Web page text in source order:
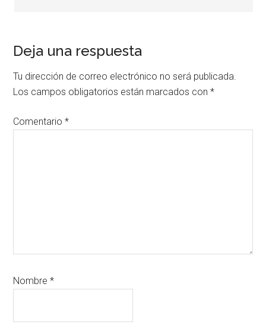
Deja una respuesta
Tu dirección de correo electrónico no será publicada.
Los campos obligatorios están marcados con*
Comentario*
Nombre*